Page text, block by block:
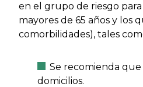
en el grupo de riesgo
mayores de 65 años y los
comorbilidades), tales
Se recomienda
domicilios.